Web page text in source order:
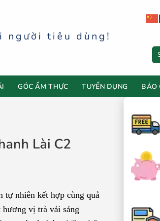
người tiêu dùng!
for:
GÓC ẨM THỰC TUYỂN DỤNG BÁO
Lài C2
nhiên kết hợp cùng quả
hương vị trà vải sảng